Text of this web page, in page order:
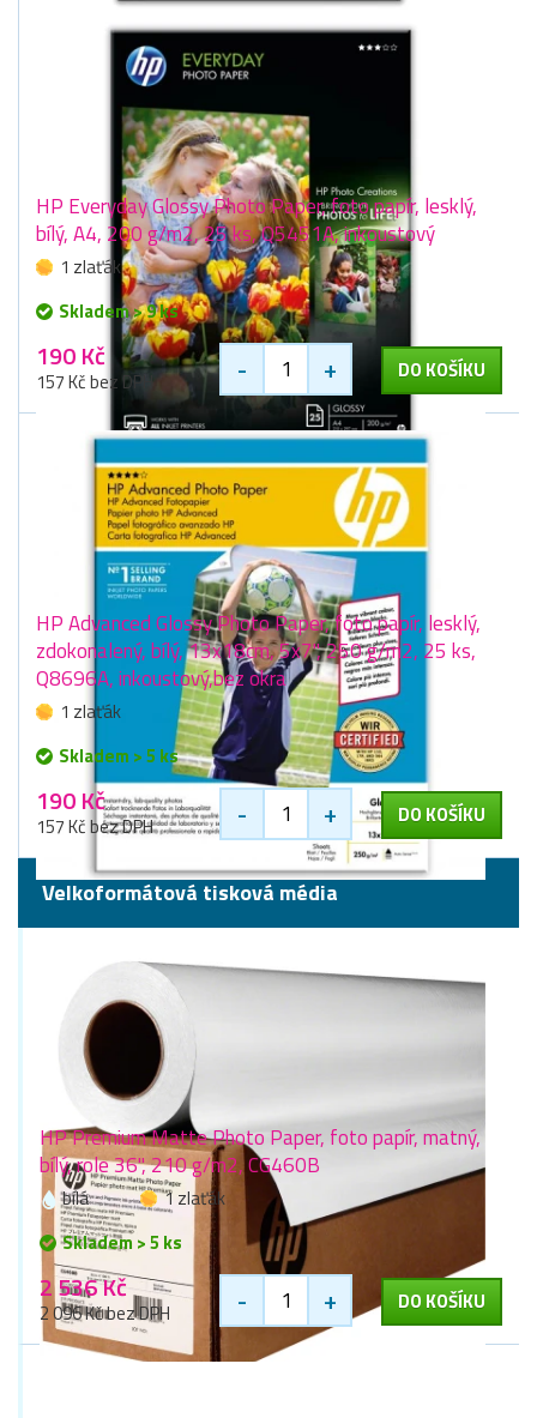
HP Everyday Glossy Photo Paper, foto papír, lesklý,
bílý, A4, 200 g/m2, 25 ks, Q5451A, inkoustový
1 zlaťák
Skladem > 9 ks
190 Kč
157 Kč bez DPH - + DO KOŠÍKU
HP Advanced Glossy Photo Paper, foto papír, lesklý,
zdokonalený, bílý, 13x18cm, 5x7", 250 g/m2, 25 ks,
Q8696A, inkoustový,bez okra
1 zlaťák
Skladem > 5 ks
190 Kč
157 Kč bez DPH - + DO KOŠÍKU
Velkoformátová tisková média
HP Premium Matte Photo Paper, foto papír, matný,
bílý, role 36", 210 g/m2, CG460B
bílá
1 zlaťák
Skladem > 5 ks
2 536 Kč
2 096 Kč bez DPH - + DO KOŠÍKU